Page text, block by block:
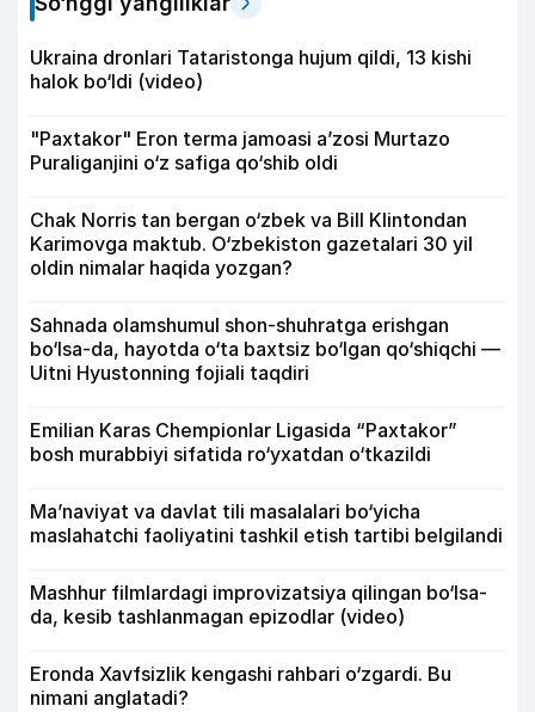
Ukraina dronlari Tataristonga hujum qildi, 13 kishi
halok bo‘ldi (video)
"Paxtakor" Eron terma jamoasi a’zosi Murtazo
Puraliganjini o‘z safiga qo‘shib oldi
Chak Norris tan bergan o‘zbek va Bill Klintondan
Karimovga maktub. O‘zbekiston gazetalari 30 yil
oldin nimalar haqida yozgan?
Sahnada olamshumul shon-shuhratga erishgan
bo‘lsa-da, hayotda o‘ta baxtsiz bo‘lgan qo‘shiqchi —
Uitni Hyustonning fojiali taqdiri
Emilian Karas Chempionlar Ligasida “Paxtakor”
bosh murabbiyi sifatida ro‘yxatdan o‘tkazildi
Ma’naviyat va davlat tili masalalari bo‘yicha
maslahatchi faoliyatini tashkil etish tartibi belgilandi
Mashhur filmlardagi improvizatsiya qilingan bo‘lsa-
da, kesib tashlanmagan epizodlar (video)
Eronda Xavfsizlik kengashi rahbari o‘zgardi. Bu
nimani anglatadi?